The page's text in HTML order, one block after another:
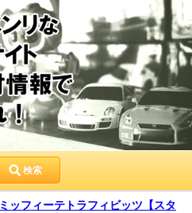
検索
ミッフィーテトラフィビッツ【スタ